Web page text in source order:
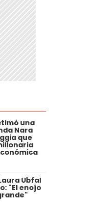
una
Nara
que
Ubfal
"El enojo